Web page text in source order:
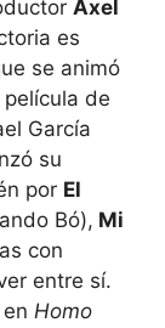
Axel
es
se animó
de
García
su
por El
Bó), Mi
con
entre sí.
Homo